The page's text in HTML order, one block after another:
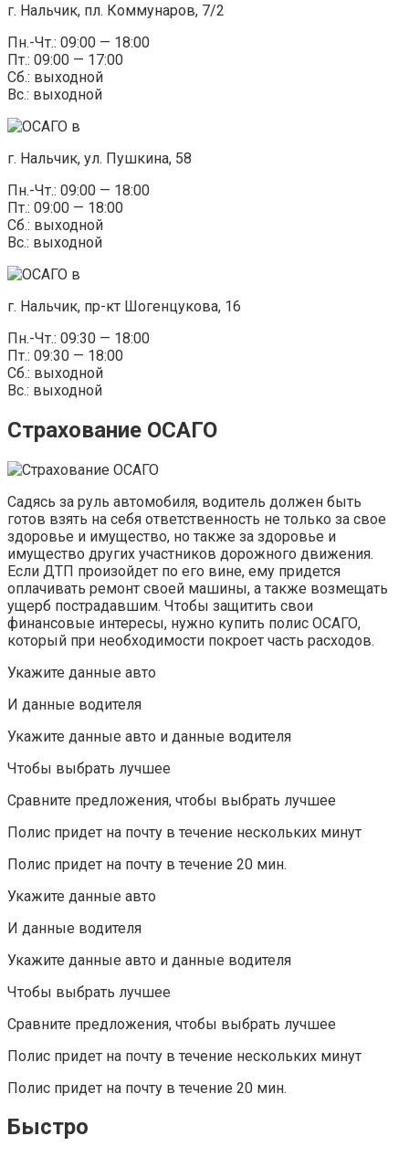
г. Нальчик, пл. Коммунаров, 7/2
Пн.-Чт.: 09:00 — 18:00
Пт.: 09:00 — 17:00
Сб.: выходной
Вс.: выходной
г. Нальчик, ул. Пушкина, 58
Пн.-Чт.: 09:00 — 18:00
Пт.: 09:00 — 18:00
Сб.: выходной
Вс.: выходной
г. Нальчик, пр-кт Шогенцукова, 16
Пн.-Чт.: 09:30 — 18:00
Пт.: 09:30 — 18:00
Сб.: выходной
Вс.: выходной
Страхование ОСАГО
Садясь за руль автомобиля, водитель должен быть
готов взять на себя ответственность не только за свое
здоровье и имущество, но также за здоровье и
имущество других участников дорожного движения.
Если ДТП произойдет по его вине, ему придется
оплачивать ремонт своей машины, а также возмещать
ущерб пострадавшим. Чтобы защитить свои
финансовые интересы, нужно купить полис ОСАГО,
который при необходимости покроет часть расходов.
Укажите данные авто
И данные водителя
Укажите данные авто и данные водителя
Чтобы выбрать лучшее
Сравните предложения, чтобы выбрать лучшее
Полис придет на почту в течение нескольких минут
Полис придет на почту в течение 20 мин.
Укажите данные авто
И данные водителя
Укажите данные авто и данные водителя
Чтобы выбрать лучшее
Сравните предложения, чтобы выбрать лучшее
Полис придет на почту в течение нескольких минут
Полис придет на почту в течение 20 мин.
Быстро